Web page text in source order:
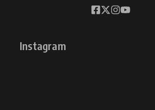
Instagram